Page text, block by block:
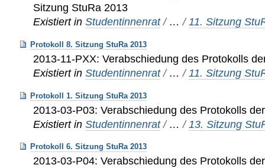
Sitzung StuRa 2013
Existiert in Studentinnenrat / …/11. Sitzung
Protokoll 8. Sitzung StuRa 2013
2013-11-PXX: Verabschiedung des Protokolls
Existiert in Studentinnenrat / …/ 11. Sitzung
Protokoll 1. Sitzung StuRa 2013
2013-03-P03: Verabschiedung des Protokolls
Existiert in Studentinnenrat / …/ 13. Sitzung
Protokoll 6. Sitzung StuRa 2013
2013-03-P04: Verabschiedung des Protokolls